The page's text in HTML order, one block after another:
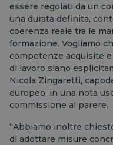
essere regolati da un
una durata definita,
coerenza reale tra le
formazione. Vogliamo
competenze acquisite
di lavoro siano
Nicola Zingaretti,
europeo, in una nota
commissione al parere.
“Abbiamo inoltre
di adottare misure